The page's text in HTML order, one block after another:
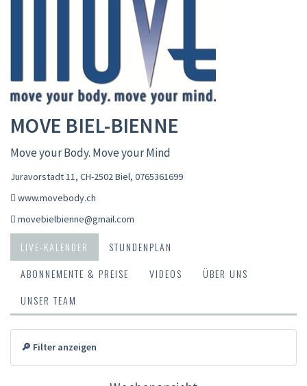
MOVE BIEL-BIENNE
Move your Body. Move your Mind
Juravorstadt 11, CH-2502 Biel, 0765361699
www.movebody.ch
movebielbienne@gmail.com
LIVE-KALENDER
STUNDENPLAN
ABONNEMENTE & PREISE
VIDEOS
ÜBER UNS
UNSER TEAM
🔎 Filter anzeigen